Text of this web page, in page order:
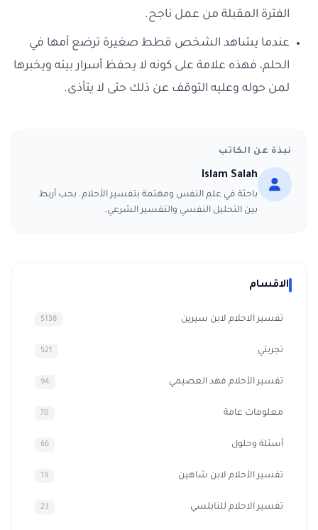
الفترة المقبلة من عمل ناجح.
عندما يشاهد الشخص قطط صغيرة ترضع أمها في
الحلم، فهذه علامة على كونه لا يحفظ أسرار بيته ويخبرها
لمن حوله وعليه التوقف عن ذلك حتى لا يتأذى.
نبذة عن الكاتب
Islam Salah
باحثة في علم النفس ومهتمة بتفسير الأحلام. بحب أربط
بين التحليل النفسي والتفسير الشرعي.
الاقسام
تفسير الاحلام لابن سيرين 5138
تجربتي 521
تفسير الأحلام فهد العصيمي 94
معلومات عامة 70
أسئلة وحلول 66
تفسير الأحلام لابن شاهين 19
تفسير الاحلام للنابلسي 23